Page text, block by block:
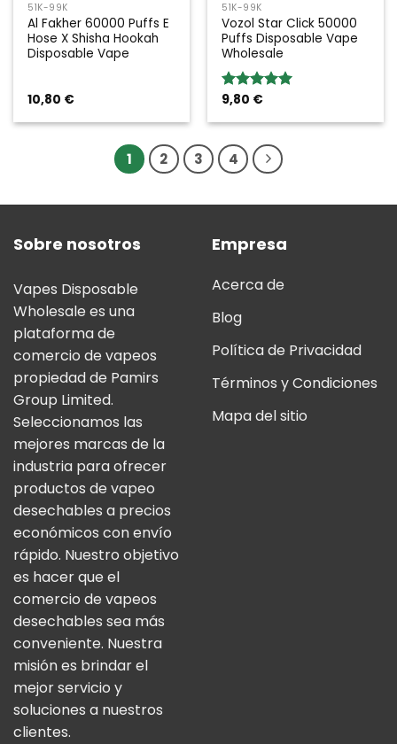
51K-99K
Al Fakher 60000 Puffs E
Hose X Shisha Hookah
Disposable Vape
10,80 €
51K-99K
Vozol Star Click 50000
Puffs Disposable Vape
Wholesale
Valoración:
5
9,80 €
1 2 3 4
Sobre nosotros
Vapes Disposable
Wholesale es una
plataforma de
comercio de vapeos
propiedad de Pamirs
Group Limited.
Seleccionamos las
mejores marcas de la
industria para ofrecer
productos de vapeo
desechables a precios
económicos con envío
rápido. Nuestro objetivo
es hacer que el
comercio de vapeos
desechables sea más
conveniente. Nuestra
misión es brindar el
mejor servicio y
soluciones a nuestros
clientes.
Empresa
Acerca de
Blog
Política de Privacidad
Términos y Condiciones
Mapa del sitio